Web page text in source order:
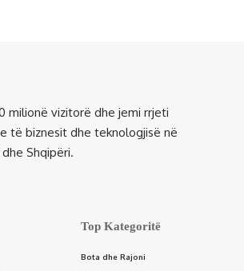
milionë vizitorë dhe jemi rrjeti
të biznesit dhe teknologjisë në
Shqipëri.
Top Kategoritë
Bota dhe Rajoni